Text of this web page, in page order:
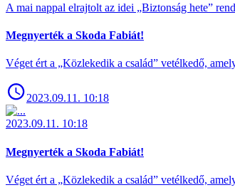
A mai nappal elrajtolt az idei „Biztonság hete”
Megnyerték a Skoda Fabiát!
Véget ért a „Közlekedik a család” vetélkedő,
2023.09.11. 10:18
2023.09.11. 10:18
Megnyerték a Skoda Fabiát!
Véget ért a „Közlekedik a család” vetélkedő,